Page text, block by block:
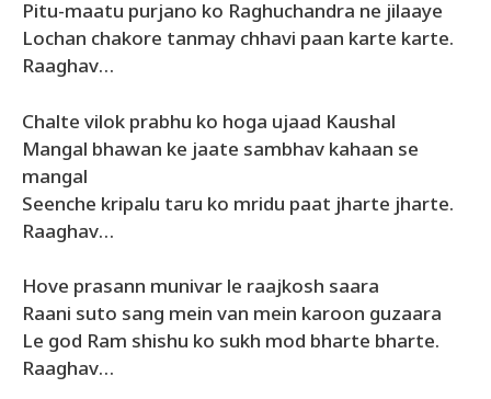
Pitu-maatu purjano ko Raghuchandra ne jilaaye
Lochan chakore tanmay chhavi paan karte karte.
Raaghav…
Chalte vilok prabhu ko hoga ujaad Kaushal
Mangal bhawan ke jaate sambhav kahaan se
mangal
Seenche kripalu taru ko mridu paat jharte jharte.
Raaghav…
Hove prasann munivar le raajkosh saara
Raani suto sang mein van mein karoon guzaara
Le god Ram shishu ko sukh mod bharte bharte.
Raaghav…